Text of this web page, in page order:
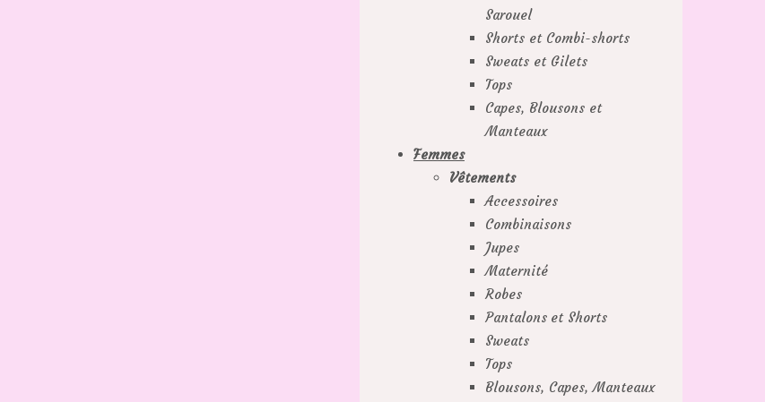
Sarouel
Shorts et Combi-shorts
Sweats et Gilets
Tops
Capes, Blousons et
Manteaux
Femmes
Vêtements
Accessoires
Combinaisons
Jupes
Maternité
Robes
Pantalons et Shorts
Sweats
Tops
Blousons, Capes, Manteaux